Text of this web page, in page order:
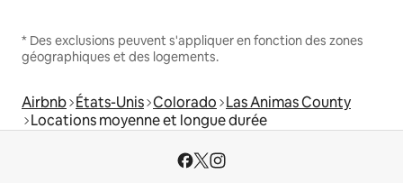
* Des exclusions peuvent s'appliquer en fonction des zones
géographiques et des logements.
Airbnb États-Unis Colorado Las Animas County
Locations moyenne et longue durée